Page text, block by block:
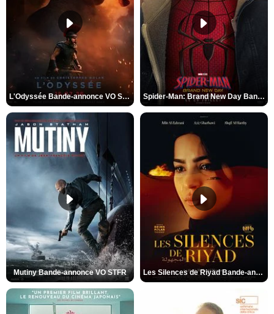
L'Odyssée Bande-annonce VO STFR Spider-Man: Brand New Day Bande-annonce VO STFR
Mutiny Bande-annonce VO STFR Les Silences de Riyad Bande-annonce VO STFR